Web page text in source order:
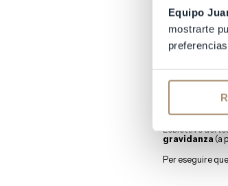
Equipo
mostrarte
Biopsia
(attraverso
L’obiettivo del
gravidanza (a
Per eseguire